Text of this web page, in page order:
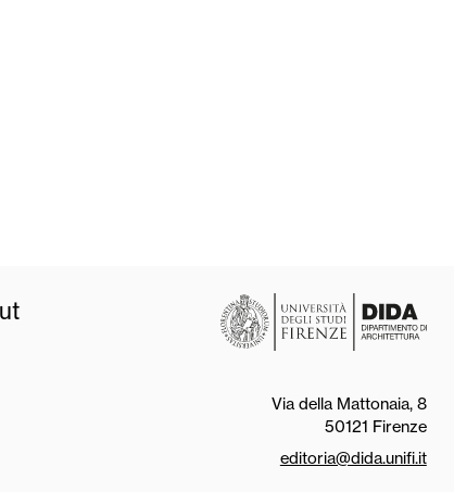
Via della Mattonaia, 8
50121 Firenze
editoria@dida.unifi.it